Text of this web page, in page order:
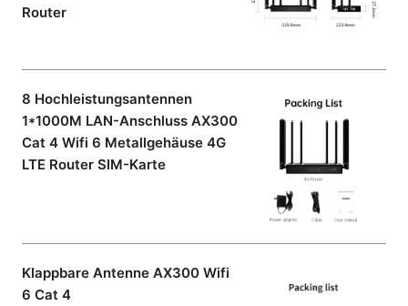
Router
8 Hochleistungsantennen
1*1000M LAN-Anschluss AX300
Cat 4 Wifi 6 Metallgehäuse 4G
LTE Router SIM-Karte
Klappbare Antenne AX300 Wifi
6 Cat 4